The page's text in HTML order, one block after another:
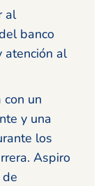
al
banco
atención al
con un
y una
los
Aspiro